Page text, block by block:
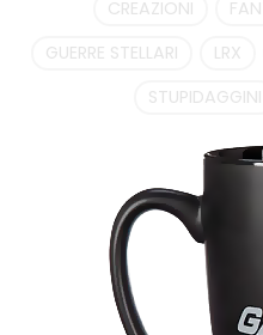
CREAZIONI
GUERRE STELLARI
LRX
STUPIDAGGINI